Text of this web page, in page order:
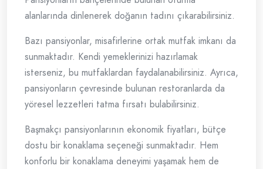
alanlarında dinlenerek doğanın tadını çıkarabilirsiniz.
Bazı pansiyonlar, misafirlerine ortak mutfak imkanı da
sunmaktadır. Kendi yemeklerinizi hazırlamak
isterseniz, bu mutfaklardan faydalanabilirsiniz. Ayrıca,
pansiyonların çevresinde bulunan restoranlarda da
yöresel lezzetleri tatma fırsatı bulabilirsiniz.
Başmakçı pansiyonlarının ekonomik fiyatları, bütçe
dostu bir konaklama seçeneği sunmaktadır. Hem
konforlu bir konaklama deneyimi yaşamak hem de